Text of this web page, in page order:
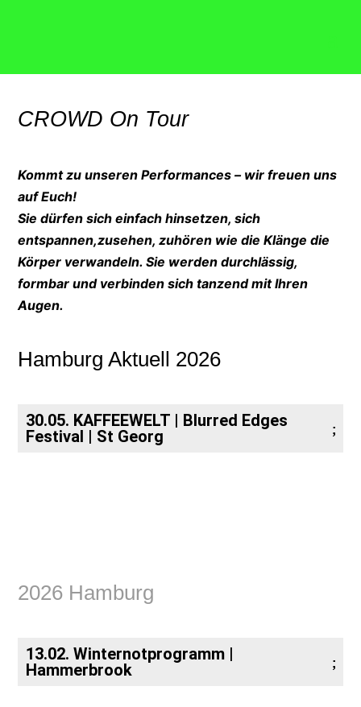
CROWD On Tour
Kommt zu unseren Performances – wir freuen uns
auf Euch!
Sie dürfen sich einfach hinsetzen, sich
entspannen,zusehen, zuhören wie die Klänge die
Körper verwandeln. Sie werden durchlässig,
formbar und verbinden sich tanzend mit Ihren
Augen.
Hamburg Aktuell 2026
30.05. KAFFEEWELT | Blurred Edges
Festival | St Georg
2026 Hamburg
13.02. Winternotprogramm |
Hammerbrook